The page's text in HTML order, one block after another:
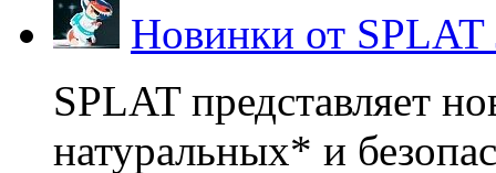
Новинки от
SPLAT представляет
натуральных* и